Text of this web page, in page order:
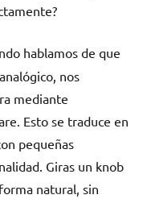
hablamos de que
nos
mediante
Esto se traduce en
pequeñas
Giras un knob
natural, sin